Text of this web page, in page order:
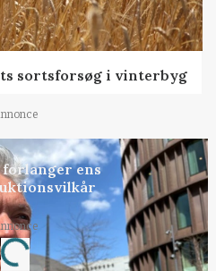
sortsforsøg i vinterbyg
ens
Loading...